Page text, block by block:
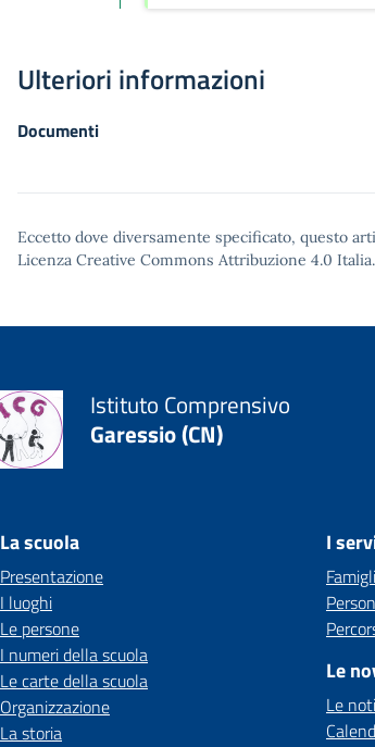
Ulteriori informazioni
Documenti
Eccetto dove diversamente specificato, questo
Licenza Creative Commons Attribuzione 4.0 Italia.
Istituto Comprensivo
Garessio (CN)
La scuola
Presentazione
I luoghi
Le persone
I numeri della scuola
Le carte della scuola
Organizzazione
La storia
I
Le
Le